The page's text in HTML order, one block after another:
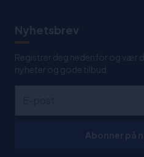
Nyhetsbrev
Registrer deg nedenfor og vær
nyheter og gode tilbud